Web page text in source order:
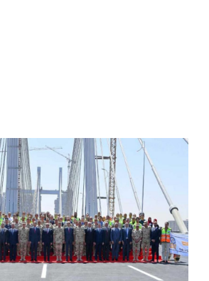
الرئيس عبد الفتاح السيسي يفتتح
وكوبري تحيا مصر